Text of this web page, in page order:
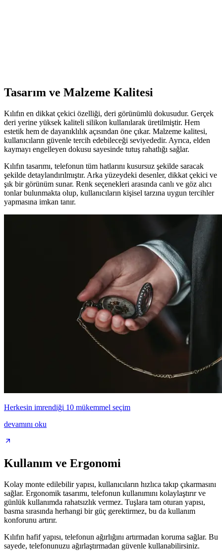
Tasarım ve Malzeme Kalitesi
Kılıfın en dikkat çekici özelliği, deri görünümlü dokusudur. Gerçek
deri yerine yüksek kaliteli silikon kullanılarak üretilmiştir. Hem
estetik hem de dayanıklılık açısından öne çıkar. Malzeme kalitesi,
kullanıcıların güvenle tercih edebileceği seviyededir. Ayrıca, elden
kaymayı engelleyen dokusu sayesinde tutuş rahatlığı sağlar.
Kılıfın tasarımı, telefonun tüm hatlarını kusursuz şekilde saracak
şekilde detaylandırılmıştır. Arka yüzeydeki desenler, dikkat çekici ve
şık bir görünüm sunar. Renk seçenekleri arasında canlı ve göz alıcı
tonlar bulunmakta olup, kullanıcıların kişisel tarzına uygun tercihler
yapmasına imkan tanır.
Herkesin imrendiği 10 mükemmel seçim
devamını oku
Kullanım ve Ergonomi
Kolay monte edilebilir yapısı, kullanıcıların hızlıca takıp çıkarmasını
sağlar. Ergonomik tasarımı, telefonun kullanımını kolaylaştırır ve
günlük kullanımda rahatsızlık vermez. Tuşlara tam oturan yapısı,
basma sırasında herhangi bir güç gerektirmez, bu da kullanım
konforunu artırır.
Kılıfın hafif yapısı, telefonun ağırlığını artırmadan koruma sağlar. Bu
sayede, telefonunuzu ağırlaştırmadan güvenle kullanabilirsiniz.